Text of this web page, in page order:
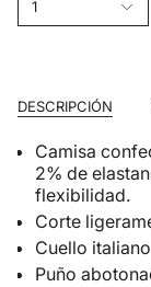
1
DESCRIPCIÓN
Camisa
2% de
flexibilidad.
Corte
Cuello
Puño